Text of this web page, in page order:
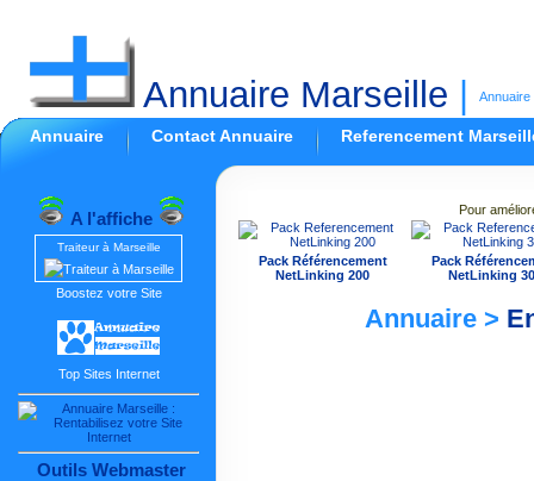
Annuaire Marseille Annuaire
Annuaire Contact Annuaire Referencement
A l'affiche
Traiteur à Marseille
Boostez votre Site
Top Sites Internet
Outils Webmaster
Pour
Pack Référencement
NetLinking 200
Pack
NetLinking
Annuaire >